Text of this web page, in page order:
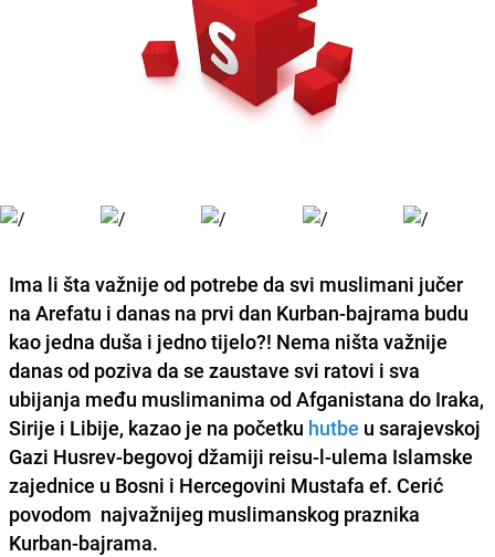
Ima li šta važnije od potrebe da svi muslimani jučer
na Arefatu i danas na prvi dan Kurban-bajrama budu
kao jedna duša i jedno tijelo?! Nema ništa važnije
danasod poziva da se zaustave svi ratovi i sva
ubijanja među muslimanima od Afganistana do Iraka,
Sirije i Libije, kazao je na početku hutbe u sarajevskoj
Gazi Husrev-begovoj džamiji reisu-l-ulema Islamske
zajednice u Bosni i Hercegovini Mustafa ef. Cerić
povodom najvažnijeg muslimanskog praznika
Kurban-bajrama.